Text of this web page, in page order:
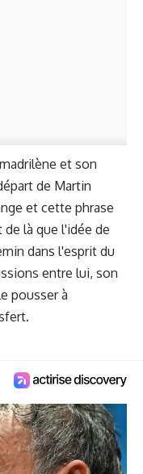
et son
de Martin
et cette phrase
là que l'idée de
dans l'esprit du
entre lui, son
pousser à